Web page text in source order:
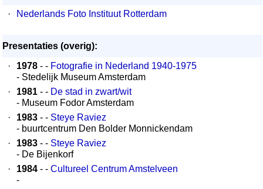
·
Nederlands Foto Instituut Rotterdam
Presentaties (overig):
·
1978 - - Fotografie in Nederland 1940-1975
- Stedelijk Museum Amsterdam
·
1981 - - De stad in zwart/wit
- Museum Fodor Amsterdam
·
1983 - - Steye Raviez
- buurtcentrum Den Bolder Monnickendam
·
1983 - - Steye Raviez
- De Bijenkorf
·
1984 - - Cultureel Centrum Amstelveen
-